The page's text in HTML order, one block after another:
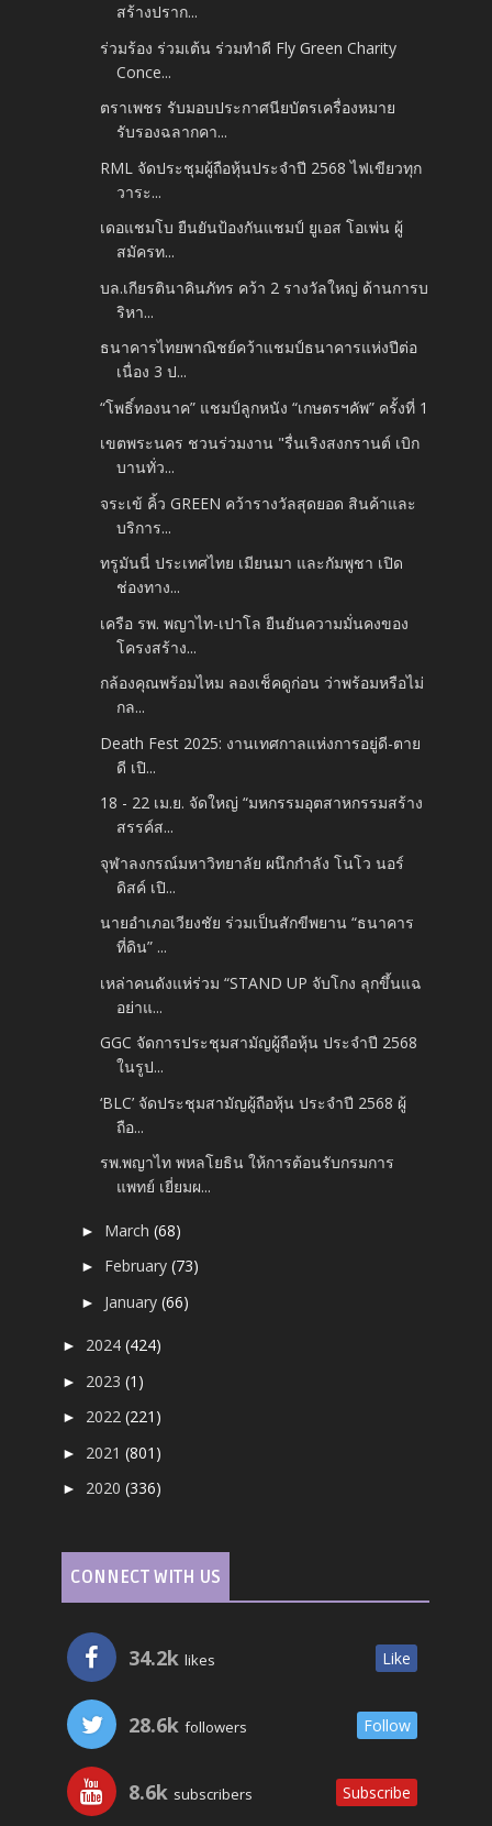
สร้างปราก...
ร่วมร้อง ร่วมเต้น ร่วมทำดี Fly Green Charity
Conce...
ตราเพชร รับมอบประกาศนียบัตรเครื่องหมาย
รับรองฉลากคา...
RML จัดประชุมผู้ถือหุ้นประจำปี 2568 ไฟเขียวทุก
วาระ...
เดอแชมโบ ยืนยันป้องกันแชมป์ ยูเอส โอเพ่น ผู้
สมัครท...
บล.เกียรตินาคินภัทร คว้า 2 รางวัลใหญ่ ด้านการบ
ริหา...
ธนาคารไทยพาณิชย์คว้าแชมป์ธนาคารแห่งปีต่อ
เนื่อง 3 ป...
“โพธิ์ทองนาค” แชมป์ลูกหนัง “เกษตรฯคัพ” ครั้งที่ 1
เขตพระนคร ชวนร่วมงาน "รื่นเริงสงกรานต์ เบิก
บานทั่ว...
จระเข้ คิ้ว GREEN คว้ารางวัลสุดยอด สินค้าและ
บริการ...
ทรูมันนี่ ประเทศไทย เมียนมา และกัมพูชา เปิด
ช่องทาง...
เครือ รพ. พญาไท-เปาโล ยืนยันความมั่นคงของ
โครงสร้าง...
กล้องคุณพร้อมไหม ลองเช็คดูก่อน ว่าพร้อมหรือไม่
กล...
Death Fest 2025: งานเทศกาลแห่งการอยู่ดี-ตาย
ดี เปิ...
18 - 22 เม.ย. จัดใหญ่ “มหกรรมอุตสาหกรรมสร้าง
สรรค์ส...
จุฬาลงกรณ์มหาวิทยาลัย ผนึกกำลัง โนโว นอร์
ดิสค์ เปิ...
นายอำเภอเวียงชัย ร่วมเป็นสักขีพยาน “ธนาคาร
ที่ดิน” ...
เหล่าคนดังแห่ร่วม “STAND UP จับโกง ลุกขึ้นแฉ
อย่าแ...
GGC จัดการประชุมสามัญผู้ถือหุ้น ประจำปี 2568
ในรูป...
‘BLC’ จัดประชุมสามัญผู้ถือหุ้น ประจำปี 2568 ผู้
ถือ...
รพ.พญาไท พหลโยธิน ให้การต้อนรับกรมการ
แพทย์ เยี่ยมผ...
► March(68)
► February(73)
► January(66)
► 2024(424)
► 2023(1)
► 2022(221)
► 2021(801)
► 2020(336)
CONNECT WITH US
34.2k likes Like
28.6k followers Follow
8.6k subscribers Subscribe